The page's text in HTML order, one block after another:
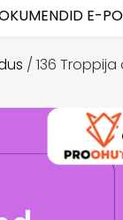
E-
/ 136